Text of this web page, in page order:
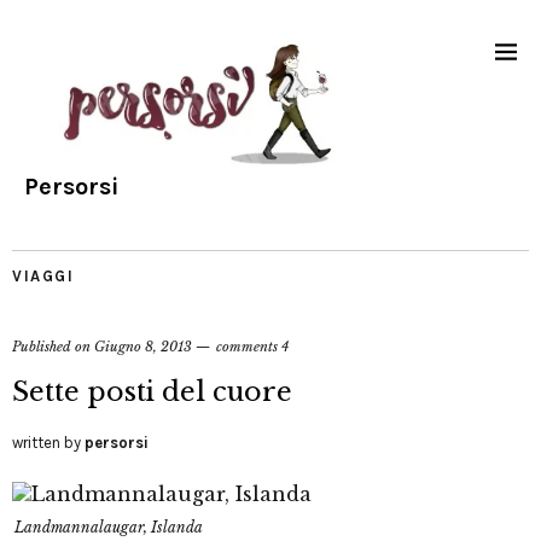
Persorsi
VIAGGI
Published on Giugno 8, 2013 comments 4
Sette posti del cuore
written by persorsi
Landmannalaugar, Islanda